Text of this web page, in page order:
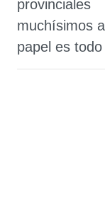
muchísimos
papel es